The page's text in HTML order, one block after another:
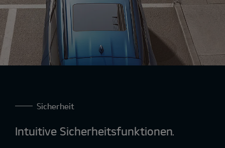
Sicherheit
Intuitive Sicherheitsfunktionen.